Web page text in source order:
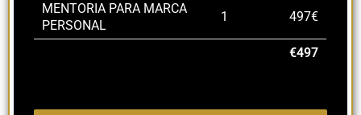
MENTORIA PARA MARCA
PERSONAL
1 497€
€497